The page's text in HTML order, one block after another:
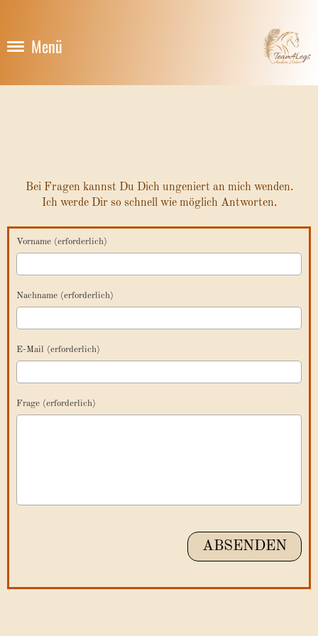
Menü
Bei Fragen kannst Du Dich ungeniert an mich wenden.
Ich werde Dir so schnell wie möglich Antworten.
Vorname (erforderlich)
Nachname (erforderlich)
E-Mail (erforderlich)
Frage (erforderlich)